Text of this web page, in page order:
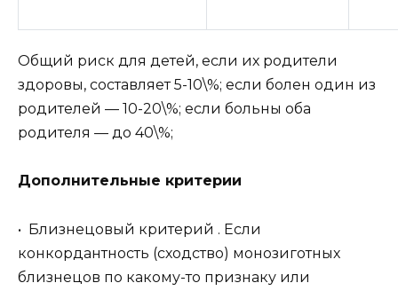
Общий риск для детей, если их родители
здоровы, составляет 5-10\%; если болен один из
родителей — 10-20\%; если больны оба
родителя — до 40\%;
Дополнительные критерии
• Близнецовый критерий . Если
конкордантность (сходство) монозиготных
близнецов по какому-то признаку или